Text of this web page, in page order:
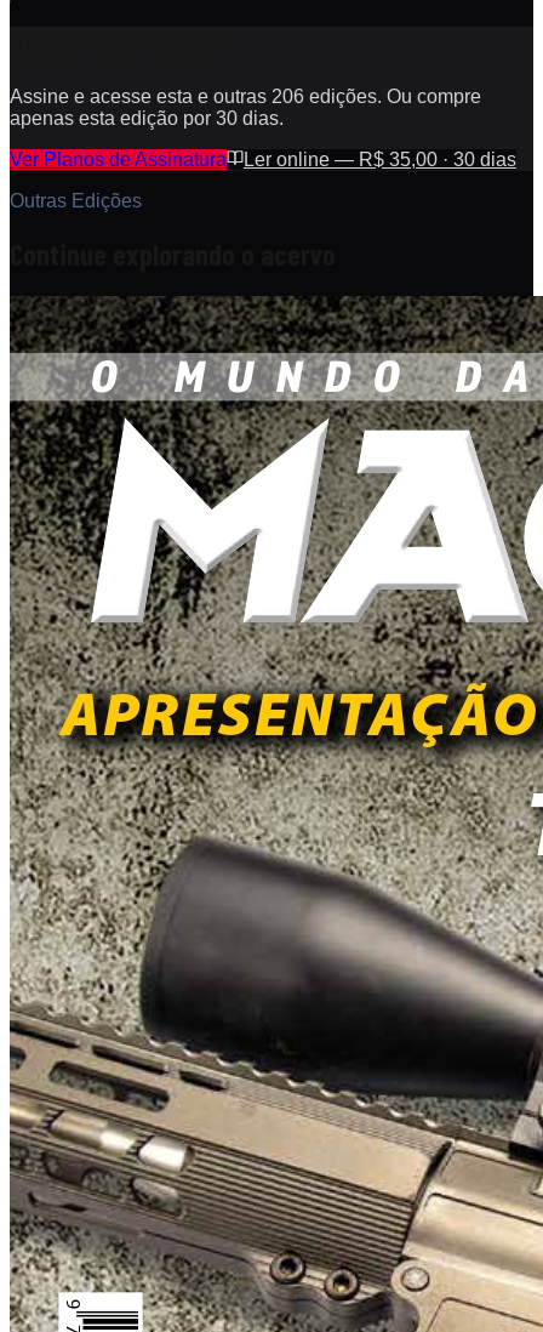
Assine e acesse esta e outras 206 edições. Ou compre
apenas esta edição por 30 dias.
Ver Planos de Assinatura
Ler online — R$ 35,00 · 30 dias
Outras Edições